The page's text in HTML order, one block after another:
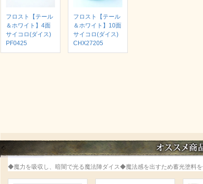
フロスト【テール
＆ホワイト】4面
サイコロ(ダイス)
PF0425
フロスト【テール
＆ホワイト】10面
サイコロ(ダイス)
CHX27205
◆魔力を吸収し、暗闇で光る魔法陣ダイス◆魔法感を出すため蓄光塗料を